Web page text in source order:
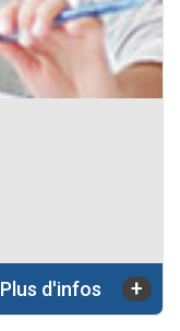
Plus d'infos +